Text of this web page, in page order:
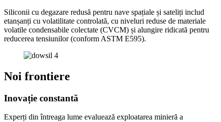
Siliconii cu degazare redusă pentru nave spațiale și sateliți includ
etanșanți cu volatilitate controlată, cu niveluri reduse de materiale
volatile condensabile colectate (CVCM) și alungire ridicată pentru
reducerea tensiunilor (conform ASTM E595).
Noi frontiere
Inovație constantă
Experți din întreaga lume evaluează exploatarea minieră a